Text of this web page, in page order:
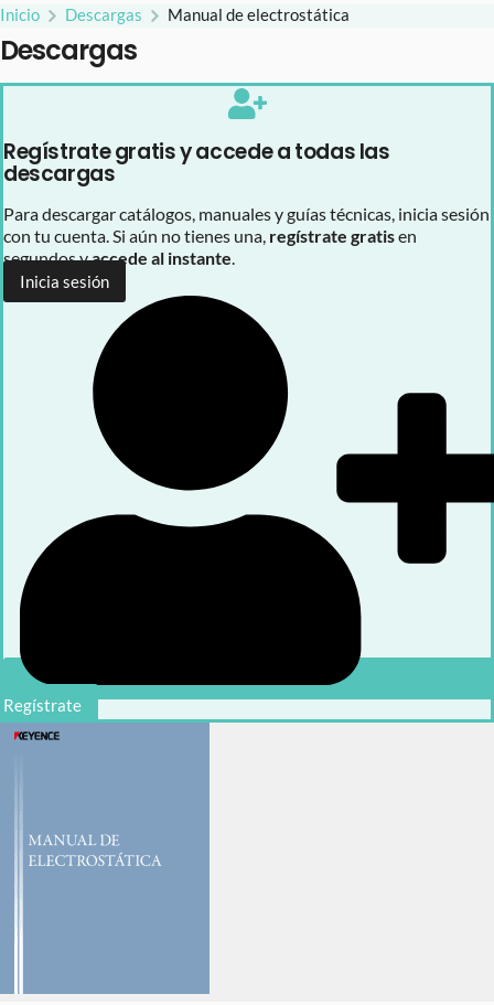
Inicio Descargas Manual de electrostática
Descargas
Regístrate gratis y accede a todas las
descargas
Para descargar catálogos, manuales y guías técnicas, inicia sesión
con tu cuenta. Si aún no tienes una, regístrate gratisen
segundos yaccede al instante.
Inicia sesión
Regístrate